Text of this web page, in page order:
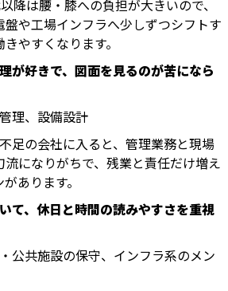
降は腰・膝への負担が大きいので、
盤や工場インフラへ少しずつシフトす
やすくなります。
が好きで、図面を見るのが苦になら
理、設備設計
足の会社に入ると、管理業務と現場
流になりがちで、残業と責任だけ増え
あります。
て、休日と時間の読みやすさを重視
公共施設の保守、インフラ系のメン